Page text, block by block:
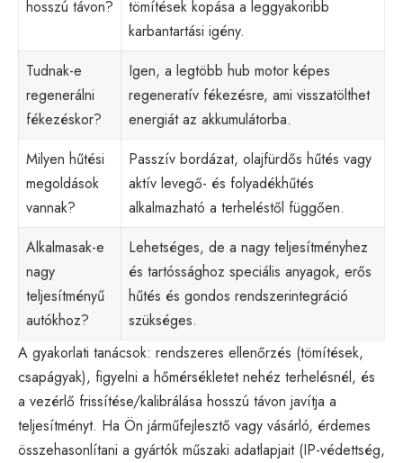
hosszú távon?
tömítések kopása a leggyakoribb
karbantartási igény.
Tudnak-e
regenerálni
fékezéskor?
Igen, a legtöbb hub motor képes
regeneratív fékezésre, ami visszatölthet
energiát az akkumulátorba.
Milyen hűtési
megoldások
vannak?
Passzív bordázat, olajfürdős hűtés vagy
aktív levegő- és folyadékhűtés
alkalmazható a terheléstől függően.
Alkalmasak-e
nagy
teljesítményű
autókhoz?
Lehetséges, de a nagy teljesítményhez
és tartóssághoz speciális anyagok, erős
hűtés és gondos rendszerintegráció
szükséges.
A gyakorlati tanácsok: rendszeres ellenőrzés (tömítések,
csapágyak), figyelni a hőmérsékletet nehéz terhelésnél, és
a vezérlő frissítése/kalibrálása hosszú távon javítja a
teljesítményt. Ha Ön járműfejlesztő vagy vásárló, érdemes
összehasonlítani a gyártók műszaki adatlapjait (IP-védettség,